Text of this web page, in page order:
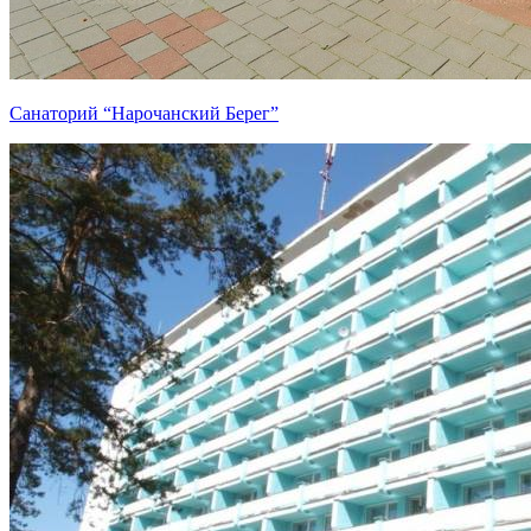
Санаторий “Нарочанский Берег”